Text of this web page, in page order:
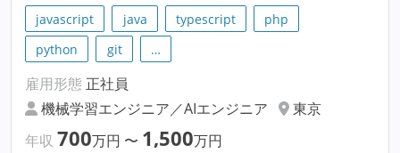
javascript java typescript
php
python
git …
雇用形態 正社員
機械学習エンジニア／AIエンジニア
東京
年収 700万円 〜 1,500万円